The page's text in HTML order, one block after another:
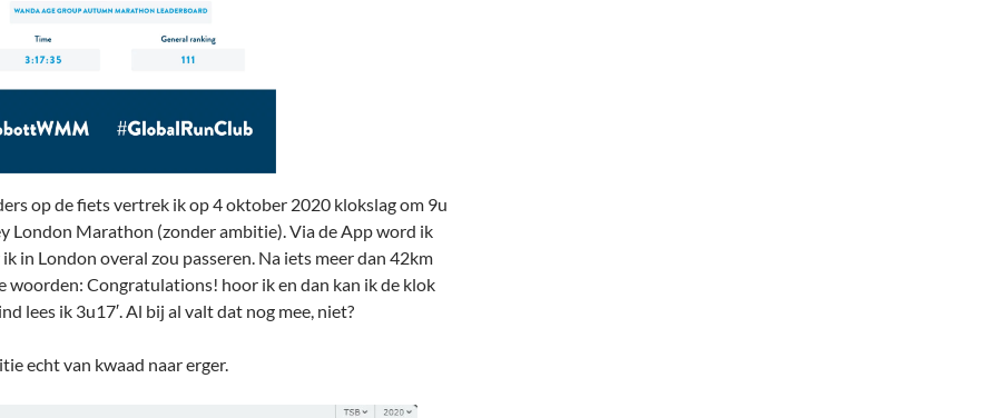
op de fiets vertrek ik op 4 oktober 2020 klokslag om 9u
London Marathon (zonder ambitie). Via de App word ik
in London overal zou passeren. Na iets meer dan 42km
woorden: Congratulations! hoor ik en dan kan ik de klok
lees ik 3u17′. Al bij al valt dat nog mee, niet?
echt van kwaad naar erger.